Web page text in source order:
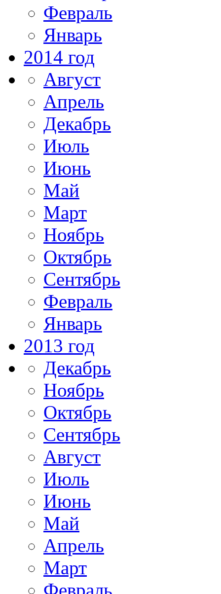
Февраль
Январь
2014 год
Август
Апрель
Декабрь
Июль
Июнь
Май
Март
Ноябрь
Октябрь
Сентябрь
Февраль
Январь
2013 год
Декабрь
Ноябрь
Октябрь
Сентябрь
Август
Июль
Июнь
Май
Апрель
Март